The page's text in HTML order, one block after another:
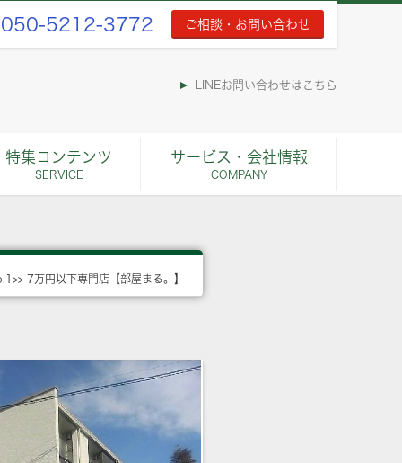
050-5212-3772 ご相談・お問い合わせ
LINEお問い合わせはこちら
特集コンテンツ
SERVICE
サービス・会社情報
COMPANY
7万円以下専門店【部屋まる。】